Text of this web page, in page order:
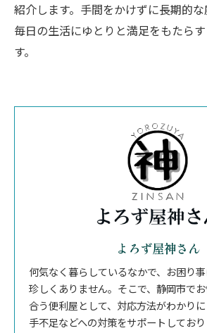
紹介します。手間をかけずに長期的な
毎日の生活にゆとりと満足をもたら
す。
よろず屋神さん
何気なく暮らしているなかで、お困り
珍しくありません。そこで、静岡市で
合う便利屋として、対応方法がわかり
手不足などへの対策をサポートしており